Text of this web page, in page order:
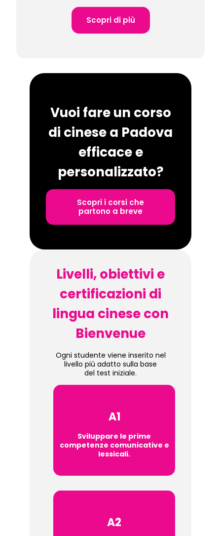
Scopri di più
Vuoi fare un corso
di cinese a Padova
efficace e
personalizzato?
Scopri i corsi che
partono a breve
Livelli, obiettivi e
certificazioni di
lingua cinese con
Bienvenue
Ogni studente viene inserito nel
livello più adatto sulla base
del test iniziale.
A1
Sviluppare le prime
competenze comunicative e
lessicali.
A2